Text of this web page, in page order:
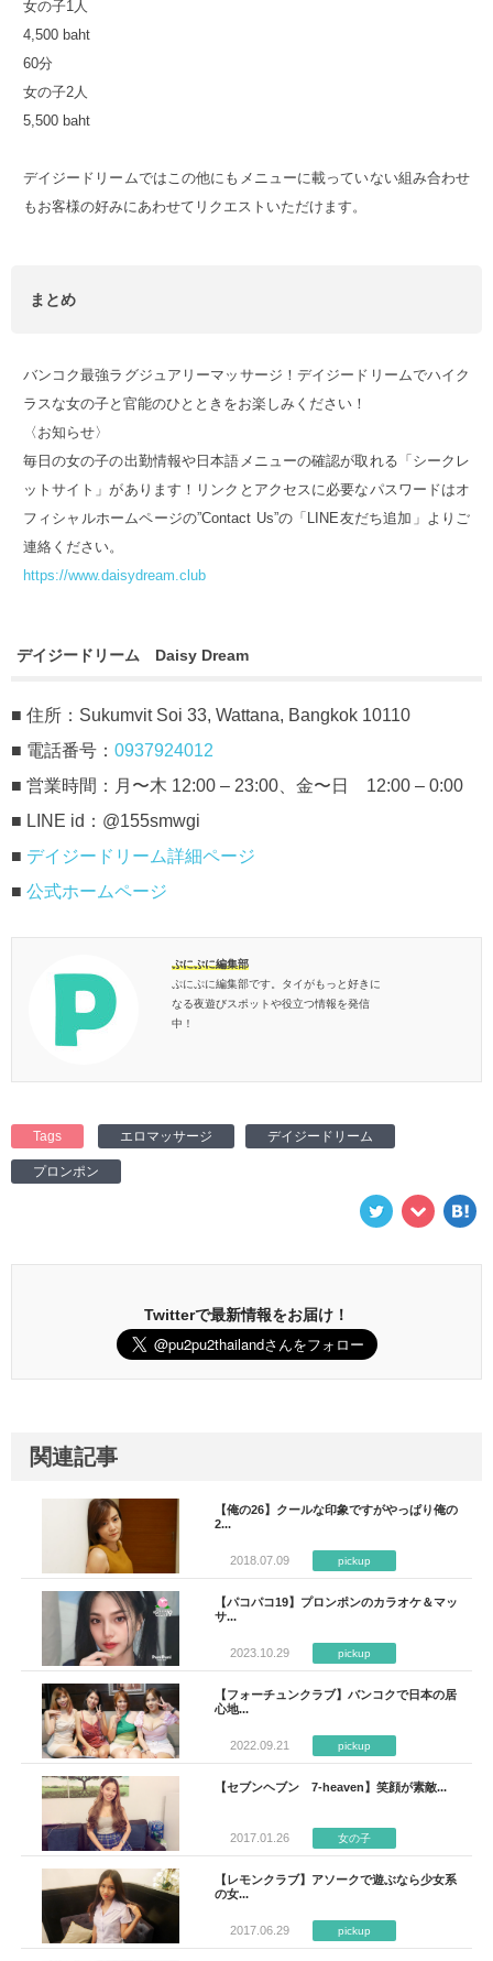
女の子1人
4,500 baht
60分
女の子2人
5,500 baht
デイジードリームではこの他にもメニューに載っていない組み合わせ
もお客様の好みにあわせてリクエストいただけます。
まとめ
バンコク最強ラグジュアリーマッサージ！デイジードリームでハイク
ラスな女の子と官能のひとときをお楽しみください！
〈お知らせ〉
毎日の女の子の出勤情報や日本語メニューの確認が取れる「シークレ
ットサイト」があります！リンクとアクセスに必要なパスワードはオ
フィシャルホームページの”Contact Us”の「LINE友だち追加」よりご
連絡ください。
https://www.daisydream.club
デイジードリーム Daisy Dream
■ 住所：Sukumvit Soi 33, Wattana, Bangkok 10110
■ 電話番号： 0937924012
■ 営業時間：月〜木 12:00 – 23:00、金〜日 12:00 – 0:00
■ LINE id：@155smwgi
■ デイジードリーム詳細ページ
■ 公式ホームページ
ぷにぷに編集部
ぷにぷに編集部です。タイがもっと好きに
なる夜遊びスポットや役立つ情報を発信
中！
Tags エロマッサージ デイジードリーム
プロンポン
Twitterで最新情報をお届け！
関連記事
【俺の26】クールな印象ですがやっぱり俺の
2...
2018.07.09 pickup
【パコパコ19】プロンポンのカラオケ＆マッ
サ...
2023.10.29 pickup
【フォーチュンクラブ】バンコクで日本の居
心地...
2022.09.21 pickup
【セブンヘブン 7-heaven】笑顔が素敵...
2017.01.26 女の子
【レモンクラブ】アソークで遊ぶなら少女系
の女...
2017.06.29 pickup